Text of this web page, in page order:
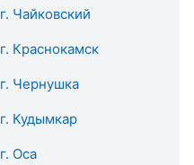
г. Чайковский
г. Краснокамск
г. Чернушка
г. Кудымкар
г. Оса